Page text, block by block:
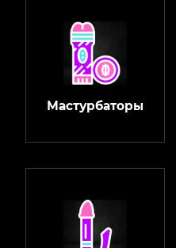
Мастурбаторы